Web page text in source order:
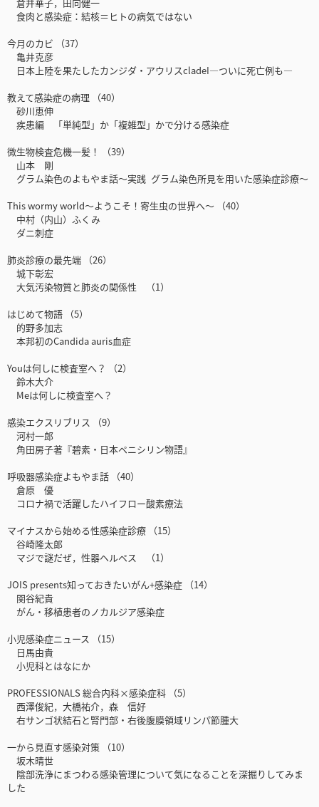
食肉と感染症：結核＝ヒトの病気ではない
今月のカビ （37）
亀井克彦
日本上陸を果たしたカンジダ・アウリスcladeI―ついに死亡例も―
教えて感染症の病理 （40）
砂川恵伸
疾患編 「単純型」か「複雑型」かで分ける感染症
微生物検査危機一髪！ （39）
山本 剛
グラム染色のよもやま話～実践 グラム染色所見を用いた感染症診療～
This wormy world〜ようこそ！寄生虫の世界へ〜 （40）
中村（内山）ふくみ
ダニ刺症
肺炎診療の最先端 （26）
城下彰宏
大気汚染物質と肺炎の関係性 （1）
はじめて物語 （5）
的野多加志
本邦初のCandida auris血症
Youは何しに検査室へ？ （2）
鈴木大介
Meは何しに検査室へ？
感染エクスリブリス （9）
河村一郎
角田房子著『碧素・日本ペニシリン物語』
呼吸器感染症よもやま話 （40）
倉原 優
コロナ禍で活躍したハイフロー酸素療法
マイナスから始める性感染症診療 （15）
谷崎隆太郎
マジで謎だぜ，性器ヘルペス （1）
JOIS presents知っておきたいがん+感染症 （14）
関谷紀貴
がん・移植患者のノカルジア感染症
小児感染症ニュース （15）
日馬由貴
小児科とはなにか
PROFESSIONALS 総合内科×感染症科 （5）
西澤俊紀，大橋祐介，森 信好
右サンゴ状結石と腎門部・右後腹膜領域リンパ節腫大
一から見直す感染対策 （10）
坂木晴世
陰部洗浄にまつわる感染管理について気になることを深掘りしてみま
した